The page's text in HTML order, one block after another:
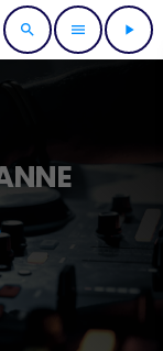
search menu play_arrow